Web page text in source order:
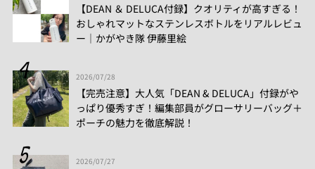
【DEAN ＆ DELUCA付録】クオリティが高すぎる！
おしゃれマットなステンレスボトルをリアルレビュ
ー│かがやき隊 伊藤里絵
2026/07/28
【完売注意】大人気「DEAN & DELUCA」付録がや
っぱり優秀すぎ！編集部員がグローサリーバッグ＋
ポーチの魅力を徹底解説！
2026/07/27